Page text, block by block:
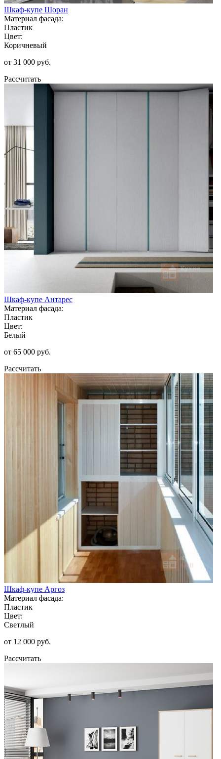
Шкаф-купе Шоран
Материал фасада:
Пластик
Цвет:
Коричневый
от 31 000 руб.
Рассчитать
Шкаф-купе Антарес
Материал фасада:
Пластик
Цвет:
Белый
от 65 000 руб.
Рассчитать
Шкаф-купе Аргоз
Материал фасада:
Пластик
Цвет:
Светлый
от 12 000 руб.
Рассчитать